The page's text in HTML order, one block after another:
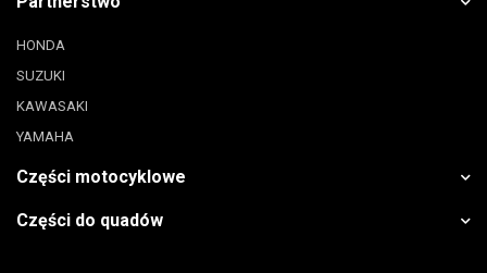
HONDA
SUZUKI
KAWASAKI
YAMAHA
Części motocyklowe
Części do quadów